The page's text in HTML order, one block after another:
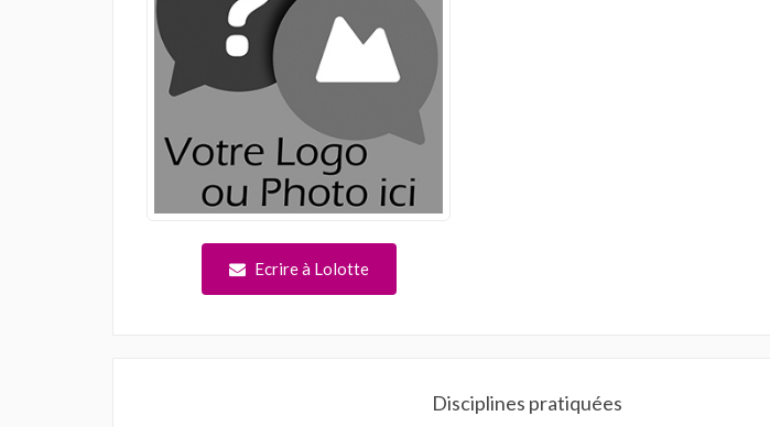
Ecrire à Lolotte
Disciplines pratiquées